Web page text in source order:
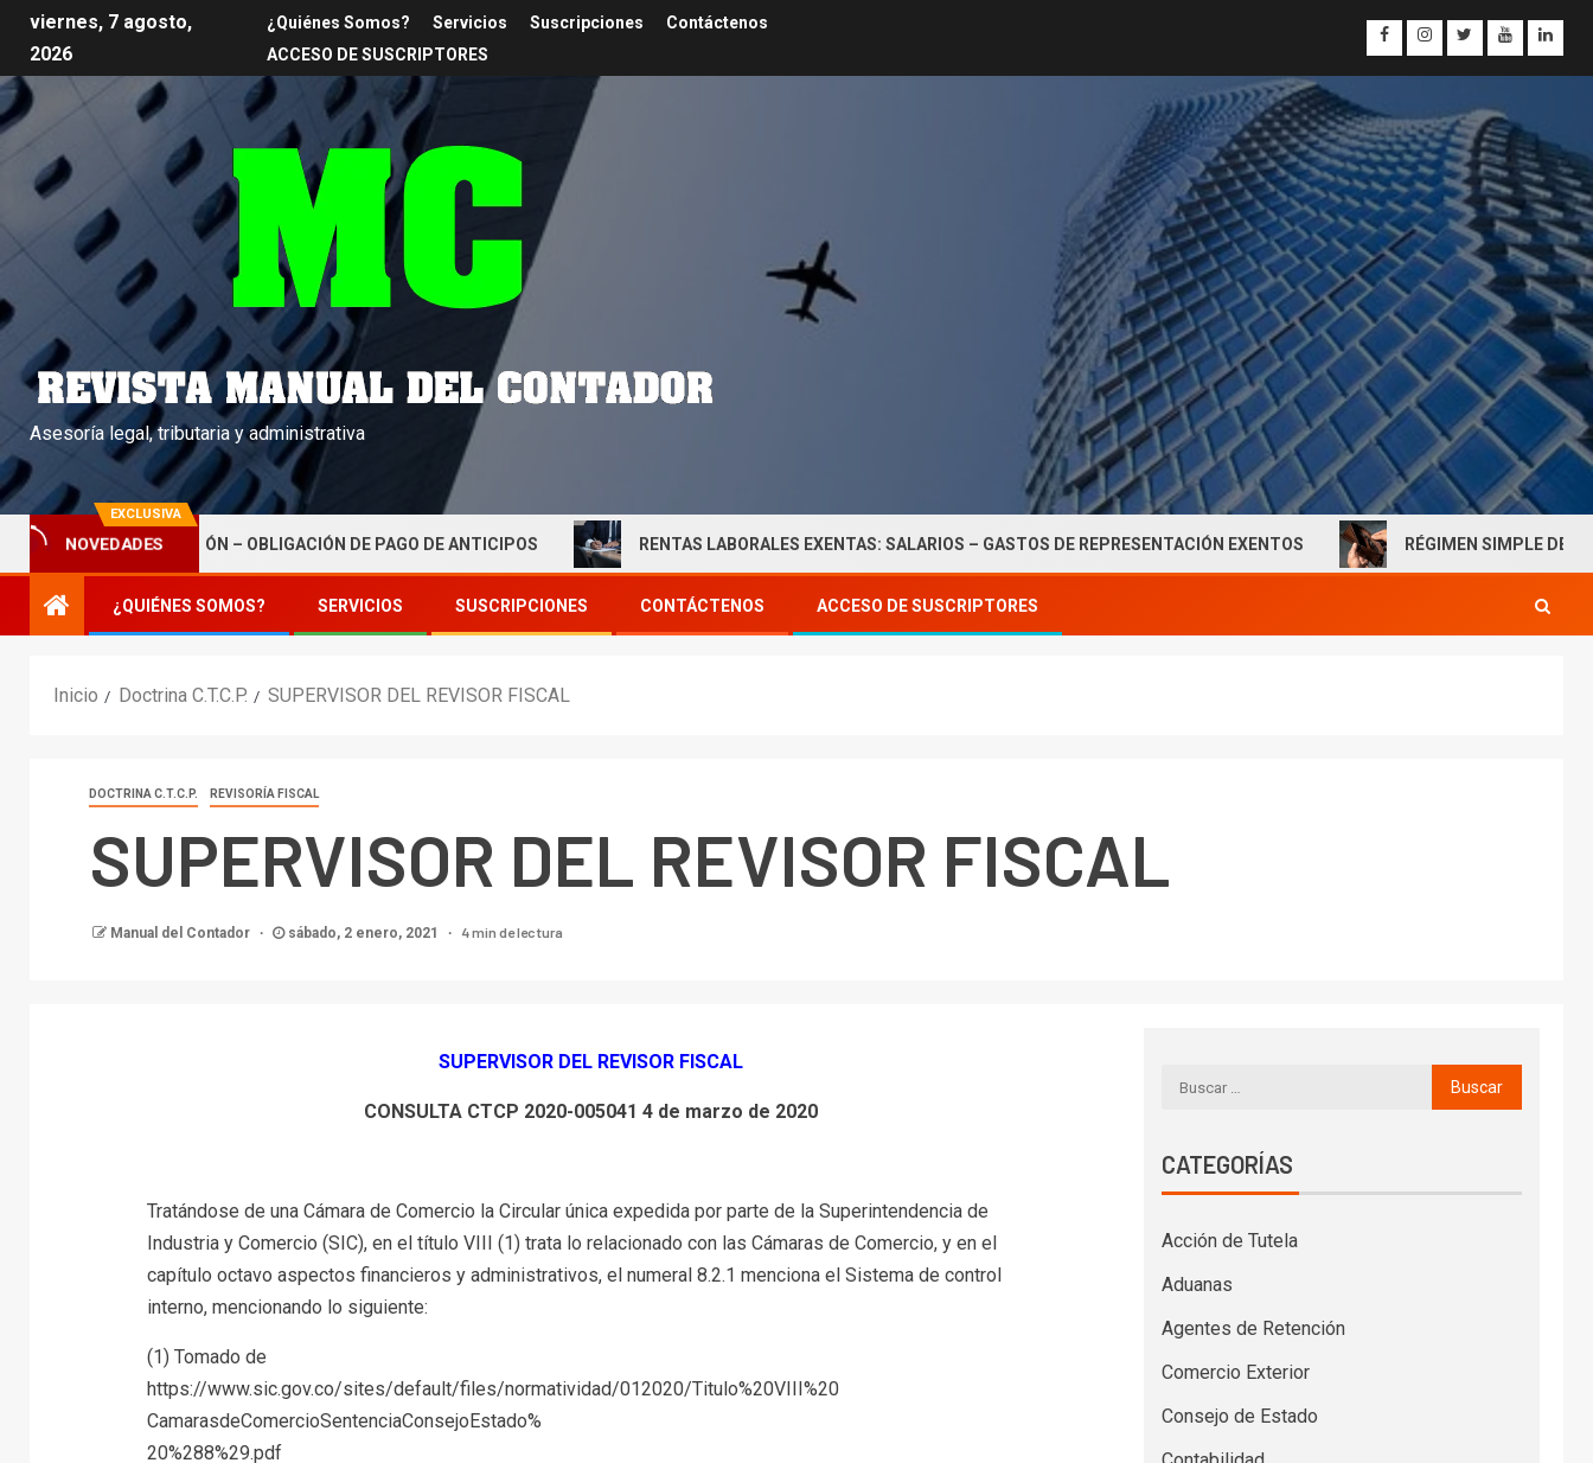
viernes, 7 agosto,
2026
¿Quiénes Somos? Servicios Suscripciones
Contáctenos
ACCESO DE SUSCRIPTORES
Asesoría legal, tributaria y administrativa
EXCLUSIVA
NOVEDADES
DE TRIBUTACIÓN – OBLIGACIÓN DE PAGO DE ANTICIPOS RENTAS LABORALES EXENTAS: SALARIOS – GASTOS DE REPRESENTACIÓN EXENTOS RÉGIMEN SIMPLE DE
¿QUIÉNES SOMOS? SERVICIOS SUSCRIPCIONES CONTÁCTENOS ACCESO DE SUSCRIPTORES
Inicio Doctrina C.T.C.P. SUPERVISOR DEL REVISOR FISCAL
DOCTRINA C.T.C.P. REVISORÍA FISCAL
SUPERVISOR DEL REVISOR FISCAL
Manual del Contador sábado, 2 enero, 2021 4 min de lectura
SUPERVISOR DEL REVISOR FISCAL
CONSULTA CTCP 2020-005041 4 de marzo de 2020
Tratándose de una Cámara de Comercio la Circular única expedida por parte de la Superintendencia de
Industria y Comercio (SIC), en el título VIII (1) trata lo relacionado con las Cámaras de Comercio, y en el
capítulo octavo aspectos financieros y administrativos, el numeral 8.2.1 menciona el Sistema de control
interno, mencionando lo siguiente:
(1) Tomado de
https://www.sic.gov.co/sites/default/files/normatividad/012020/Titulo%20VIII%20
CamarasdeComercioSentenciaConsejoEstado%
20%288%29.pdf
CATEGORÍAS
Acción de Tutela
Aduanas
Agentes de Retención
Comercio Exterior
Consejo de Estado